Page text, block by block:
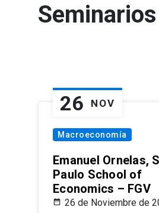
Seminarios
26 NOV
Macroeconomía
Emanuel Ornelas,
Paulo School of
Economics – FGV
26 de Noviembre de